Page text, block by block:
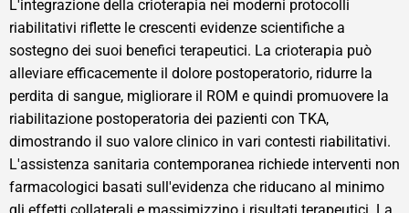
L'integrazione della crioterapia nei moderni protocolli
riabilitativi riflette le crescenti evidenze scientifiche a
sostegno dei suoi benefici terapeutici. La crioterapia può
alleviare efficacemente il dolore postoperatorio, ridurre la
perdita di sangue, migliorare il ROM e quindi promuovere la
riabilitazione postoperatoria dei pazienti con TKA,
dimostrando il suo valore clinico in vari contesti riabilitativi.
L'assistenza sanitaria contemporanea richiede interventi non
farmacologici basati sull'evidenza che riducano al minimo